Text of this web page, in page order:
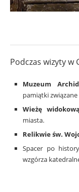
Podczas wizyty w
Muzeum
pamiątki
Wieżę widokową
miasta.
Relikwie św.
Spacer po
wzgórza